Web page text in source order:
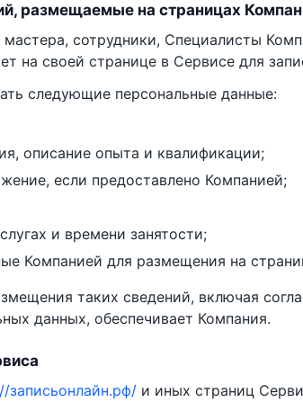
размещаемые на страницах
мастера, сотрудники, Специалисты
на своей странице в Сервисе для
следующие персональные данные:
описание опыта и квалификации;
если предоставлено Компанией;
и времени занятости;
Компанией для размещения на
таких сведений, включая
данных, обеспечивает Компания.
записьонлайн.рф/ и иных страниц